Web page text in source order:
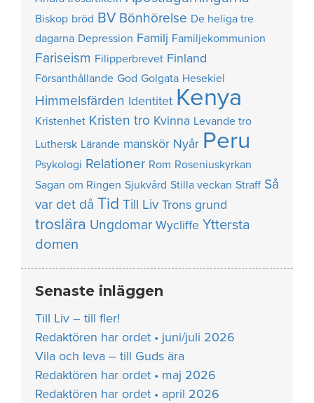
Biskop bröd BV Bönhörelse De heliga tre
dagarna Depression Familj Familjekommunion
Fariseism Filipperbrevet Finland
Försanthållande God Golgata Hesekiel
Himmelsfärden Identitet Kenya
Kristenhet Kristen tro Kvinna Levande tro
Luthersk Lärande manskör Nyår Peru
Psykologi Relationer Rom Roseniuskyrkan
Sagan om Ringen Sjukvård Stilla veckan Straff Så
var det då Tid Till Liv Trons grund
troslära Ungdomar Wycliffe Yttersta
domen
Senaste inläggen
Till Liv – till fler!
Redaktören har ordet • juni/juli 2026
Vila och leva – till Guds ära
Redaktören har ordet • maj 2026
Redaktören har ordet • april 2026